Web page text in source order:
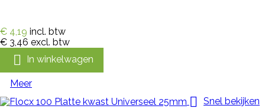
€ 4,19 incl. btw
€ 3,46 excl. btw
 In winkelwagen
Meer
 Snel bekijken